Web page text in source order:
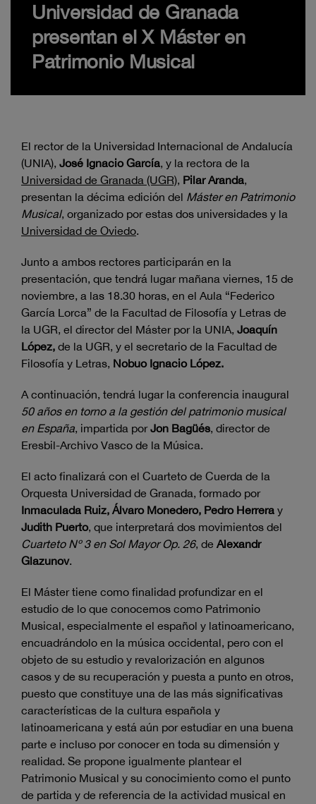
Universidad de Granada
presentan el X Máster en
Patrimonio Musical
El rector de la Universidad Internacional de Andalucía
(UNIA), José Ignacio García, y la rectora de la
Universidad de Granada (UGR), Pilar Aranda,
presentan la décima edición del Máster en Patrimonio
Musical, organizado por estas dos universidades y la
Universidad de Oviedo.
Junto a ambos rectores participarán en la
presentación, que tendrá lugar mañana viernes, 15 de
noviembre, a las 18.30 horas, en el Aula “Federico
García Lorca” de la Facultad de Filosofía y Letras de
la UGR, el director del Máster por la UNIA, Joaquín
López, de la UGR, y el secretario de la Facultad de
Filosofía y Letras, Nobuo Ignacio López.
A continuación, tendrá lugar la conferencia inaugural
50 años en torno a la gestión del patrimonio musical
en España, impartida porJon Bagüés, director de
Eresbil-Archivo Vasco de la Música.
El acto finalizará con el Cuarteto de Cuerda de la
Orquesta Universidad de Granada, formado por
Inmaculada Ruiz, Álvaro Monedero, Pedro Herrera y
Judith Puerto, que interpretará dos movimientos del
Cuarteto Nº 3 en Sol Mayor Op. 26, de Alexandr
Glazunov.
El Máster tiene como finalidad profundizar en el
estudio de lo que conocemos como Patrimonio
Musical, especialmente el español y latinoamericano,
encuadrándolo en la música occidental, pero con el
objeto de su estudio y revalorización en algunos
casos y de su recuperación y puesta a punto en otros,
puesto que constituye una de las más significativas
características de la cultura española y
latinoamericana y está aún por estudiar en una buena
parte e incluso por conocer en toda su dimensión y
realidad. Se propone igualmente plantear el
Patrimonio Musical y su conocimiento como el punto
de partida y de referencia de la actividad musical en